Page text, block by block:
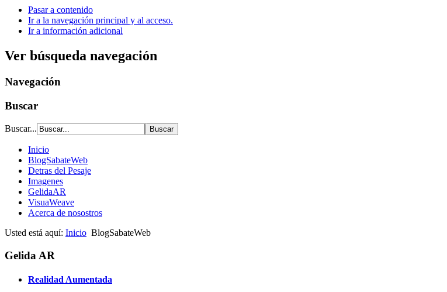
Pasar a contenido
Ir a la navegación principal y al acceso.
Ir a información adicional
Ver búsqueda navegación
Navegación
Buscar
Buscar...
Inicio
BlogSabateWeb
Detras del Pesaje
Imagenes
GelidaAR
VisuaWeave
Acerca de nosostros
Usted está aquí: Inicio BlogSabateWeb
Gelida AR
Realidad Aumentada